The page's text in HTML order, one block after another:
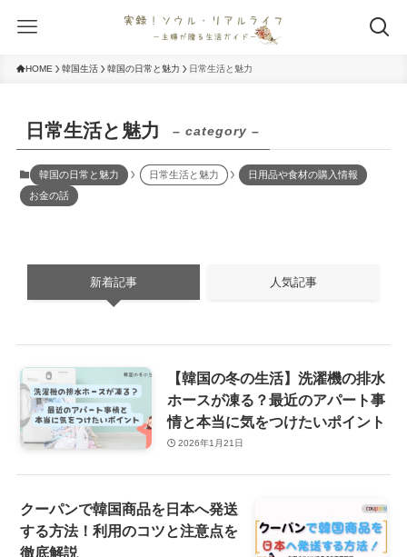
HOME 韓国生活 韓国の日常と魅力 日常生活と魅力
日常生活と魅力 – category –
韓国の日常と魅力 日常生活と魅力
日用品や食材の購入情報
お金の話
新着記事 人気記事
【韓国の冬の生活】洗濯機の排水
ホースが凍る？最近のアパート事
情と本当に気をつけたいポイント
2026年1月21日
クーパンで韓国商品を日本へ発送
する方法！利用のコツと注意点を
徹底解説